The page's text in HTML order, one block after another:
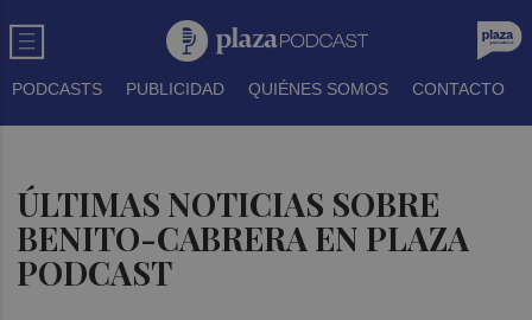
PODCASTS PUBLICIDAD QUIÉNES SOMOS CONTACTO
ÚLTIMAS NOTICIAS SOBRE
BENITO-CABRERA EN PLAZA
PODCAST